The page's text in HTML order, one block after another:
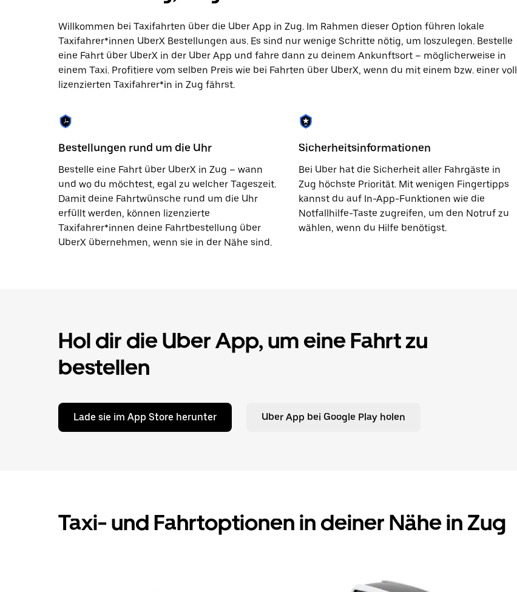
Taste,
um
den
Kalender
zu
schließen.
Willkommen bei Taxifahrten über die Uber App in Zug. Im Rahmen dieser Option führen lokale
Taxifahrer*innen UberX Bestellungen aus. Es sind nur wenige Schritte nötig, um loszulegen. Bestelle
eine Fahrt über UberX in der Uber App und fahre dann zu deinem Ankunftsort – möglicherweise in
einem Taxi. Profitiere vom selben Preis wie bei Fahrten über UberX, wenn du mit einem bzw. einer voll
lizenzierten Taxifahrer*in in Zug fährst.
Bestellungen rund um die Uhr
Bestelle eine Fahrt über UberX in Zug – wann
und wo du möchtest, egal zu welcher Tageszeit.
Damit deine Fahrtwünsche rund um die Uhr
erfüllt werden, können lizenzierte
Taxifahrer*innen deine Fahrtbestellung über
UberX übernehmen, wenn sie in der Nähe sind.
Sicherheitsinformationen
Bei Uber hat die Sicherheit aller Fahrgäste in
Zug höchste Priorität. Mit wenigen Fingertipps
kannst du auf In-App-Funktionen wie die
Notfallhilfe-Taste zugreifen, um den Notruf zu
wählen, wenn du Hilfe benötigst.
Hol dir die Uber App, um eine Fahrt zu
bestellen
Lade sie im App Store herunter Uber App bei Google Play holen
Taxi- und Fahrtoptionen in deiner Nähe in Zug